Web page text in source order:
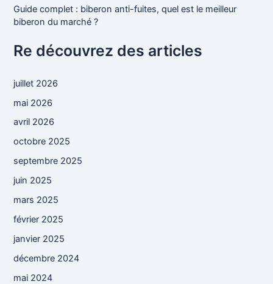
Guide complet : biberon anti-fuites, quel est le meilleur
biberon du marché ?
Re découvrez des articles
juillet 2026
mai 2026
avril 2026
octobre 2025
septembre 2025
juin 2025
mars 2025
février 2025
janvier 2025
décembre 2024
mai 2024